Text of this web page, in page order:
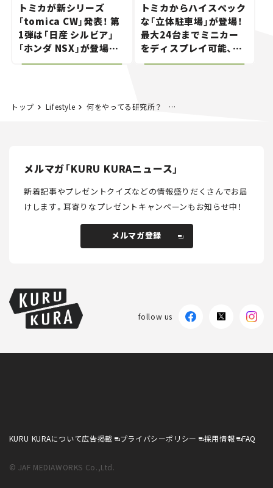
トミカが新シリーズ
「tomica CW」発表！ 第
1弾は「日産 シルビア」
「ホンダ NSX」が登場。
世界が注目す
トミカからハイスペック
な「立体駐車場」が登場！
最大24台までミニカー
をディスプレイ可能、特
別な「日産 GT-R
トップ Lifestyle 何をやってる研究所？ 交通安全環境研究所がWebで一般公開中！
メルマガ「KURU KURAニュース」
新着記事やプレゼントクイズなどの情報盛りだくさんでお届
けします。耳寄りなプレゼントキャンペーンもお知らせ中！
メルマガ登録
follow us
KURU KURAについて広告掲載 プライバシーポリシー 採用情報 FAQ
© JAF MEDIAWORKS Co.,Ltd.